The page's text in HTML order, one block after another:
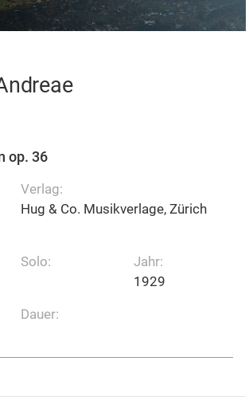
op. 36
Verlag:
Hug & Co. Musikverlage, Zürich
Solo:
Dauer:
Jahr:
1929